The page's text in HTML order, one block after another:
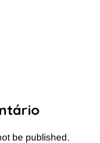
be published.